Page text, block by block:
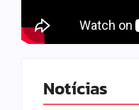
Notícias